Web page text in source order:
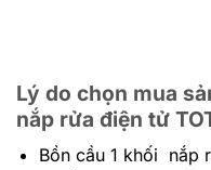
Lý do chọn mua
nắp rửa điện tử
Bồn cầu 1 khối nắp